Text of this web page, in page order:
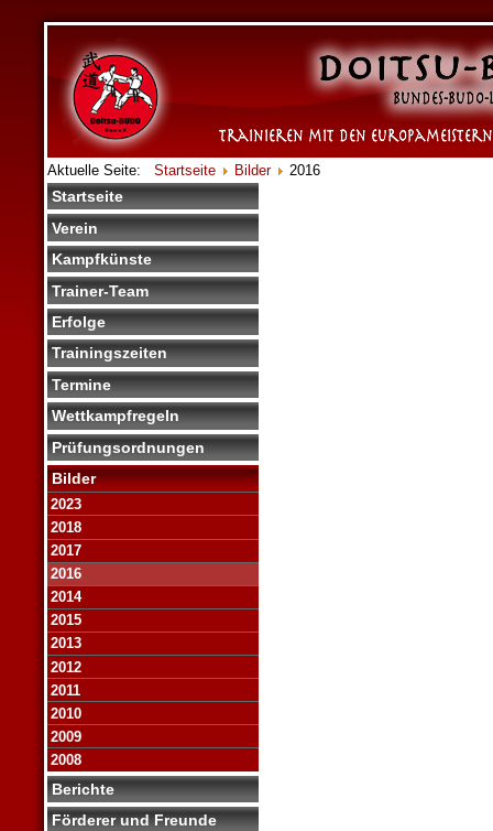
Aktuelle Seite: Startseite Bilder 2016
Startseite
Verein
Kampfkünste
Trainer-Team
Erfolge
Trainingszeiten
Termine
Wettkampfregeln
Prüfungsordnungen
Bilder
2023
2018
2017
2016
2014
2015
2013
2012
2011
2010
2009
2008
Berichte
Förderer und Freunde